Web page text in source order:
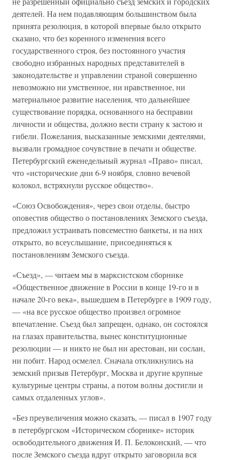
деятелей. На нем подавляющим большинством была
принята резолюция, в которой впервые было открыто
сказано, что без коренного изменения всего
государственного строя, без постоянного участия
свободно избранных народных представителей в
законодательстве и управлении страной совершенно
невозможно ни умственное, ни нравственное, ни
материальное развитие населения, что дальнейшее
существование порядка, основанного на бесправии
личности и общества, должно вести страну к застою и
гибели. Пожелания, высказанные земскими деятелями,
вызвали громадное сочувствие в печати и обществе.
Петербургский еженедельный журнал «Право» писал,
что «исторические дни 6-9 ноября, словно вечевой
колокол, встряхнули русское общество».
«Союз Освобождения», через свои отделы, быстро
оповестив общество о постановлениях Земского съезда,
предложил устраивать повсеместно банкеты, и на них
открыто, во всеуслышание, присоединяться к
постановлениям Земского съезда.
«Съезд», — читаем мы в марксистском сборнике
«Общественное движение в России в конце 19-го и в
начале 20-го века», вышедшем в Петербурге в 1909 году,
— «на все русское общество произвел огромное
впечатление. Съезд был запрещен, однако, он состоялся
на глазах правительства, вынес конституционные
резолюции — и никто не был ни арестован, ни сослан,
ни побит. Народ осмелел. Сначала откликнулись на
земский призыв Петербург, Москва и другие крупные
культурные центры страны, а потом волны достигли и
самых отдаленных углов».
«Без преувеличения можно сказать, — писал в 1907 году
в петербургском «Историческом сборнике» историк
освободительного движения И. П. Белоконский, — что
после Земского съезда вдруг открыто заговорила вся